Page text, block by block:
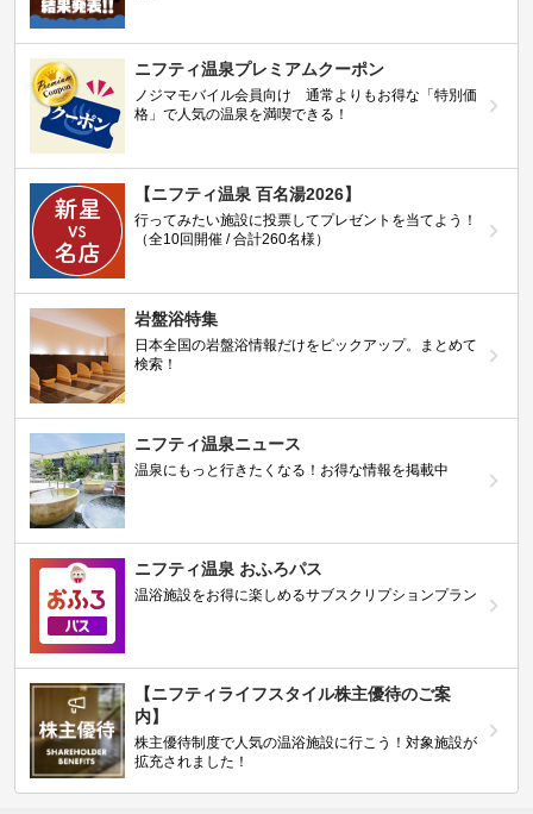
ニフティ温泉プレミアムクーポン
ノジマモバイル会員向け 通常よりもお得な「特別価
格」で人気の温泉を満喫できる！
【ニフティ温泉 百名湯2026】
行ってみたい施設に投票してプレゼントを当てよう！
（全10回開催 / 合計260名様）
岩盤浴特集
日本全国の岩盤浴情報だけをピックアップ。まとめて
検索！
ニフティ温泉ニュース
温泉にもっと行きたくなる！お得な情報を掲載中
ニフティ温泉 おふろパス
温浴施設をお得に楽しめるサブスクリプションプラン
【ニフティライフスタイル株主優待のご案
内】
株主優待制度で人気の温浴施設に行こう！対象施設が
拡充されました！